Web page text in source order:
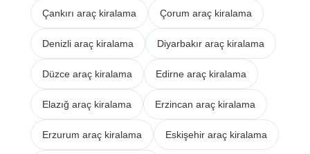
Çankırı araç kiralama Çorum araç kiralama
Denizli araç kiralama Diyarbakır araç kiralama
Düzce araç kiralama Edirne araç kiralama
Elazığ araç kiralama Erzincan araç kiralama
Erzurum araç kiralama Eskişehir araç kiralama